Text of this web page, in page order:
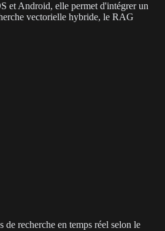
et Android, elle permet d'intégrer un
vectorielle hybride, le RAG
recherche en temps réel selon le